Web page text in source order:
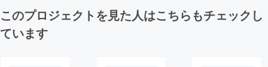
このプロジェクトを見た人はこちらもチェックし
ています